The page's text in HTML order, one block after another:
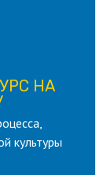
НА
культуры
НА
лет